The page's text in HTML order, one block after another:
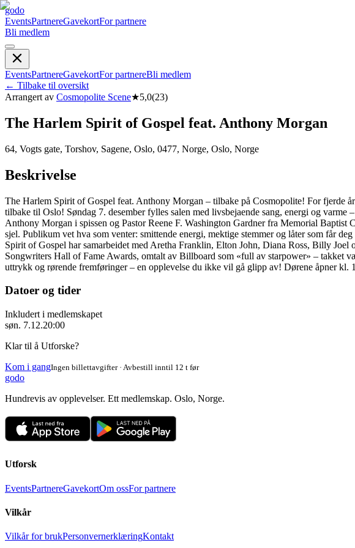
godo
EventsPartnereGavekortFor partnere
Bli medlem
EventsPartnereGavekortFor partnereBli medlem
← Tilbake til oversikt
Arrangert av Cosmopolite Scene★5,0(23)
The Harlem Spirit of Gospel feat. Anthony Morgan
64, Vogts gate, Torshov, Sagene, Oslo, 0477, Norge, Oslo, Norge
Beskrivelse
The Harlem Spirit of Gospel feat. Anthony Morgan – tilbake på Cosmopolite! For fjerde
tilbake til Oslo! Søndag 7. desember fylles salen med livsbejaende sang, energi og
Anthony Morgan i spissen og Pastor Reene F. Washington Gardner fra Memorial
sjel. Publikum vet hva som venter: smittende energi, mektige stemmer og låter som får
Spirit of Gospel har samarbeidet med Aretha Franklin, Elton John, Diana Ross, Billy Joel
Songwriters Hall of Fame Awards, omtalt av Billboard som «full av starpower» – takket
uttrykk og rørende fremføringer – en opplevelse du ikke vil gå glipp av! Dørene åpner kl.
Datoer og tider
Inkludert i medlemskapet
søn. 7.12.20:00
Klar til å Utforske?
Kom i gangIngen billettavgifter · Avbestill inntil 12 t før
godo
Hundrevis av opplevelser. Ett medlemskap. Oslo, Norge.
Utforsk
EventsPartnereGavekortOm ossFor partnere
Vilkår
Vilkår for brukPersonvernerklæringKontakt